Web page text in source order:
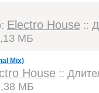
Electro House ::
МБ
Mix)
House ::
МБ